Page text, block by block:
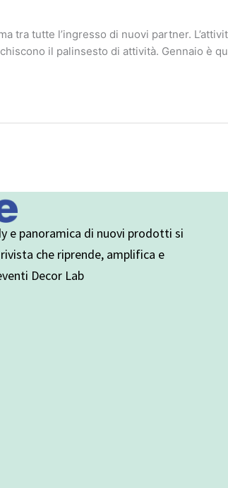
tra tutte l’ingresso di nuovi partner.
il palinsesto di attività. Gennaio è
e panoramica di nuovi prodotti si
che riprende, amplifica e
Decor Lab